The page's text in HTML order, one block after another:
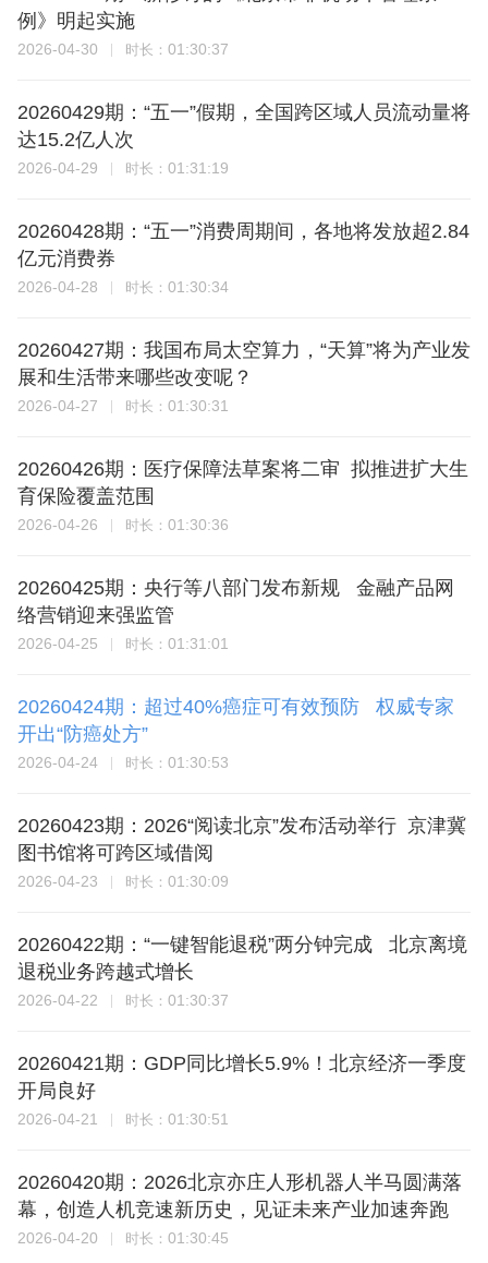
例》明起实施
2026-04-30 时长： 01:30:37
20260429期：“五一”假期，全国跨区域人员流动量将
达15.2亿人次
2026-04-29 时长： 01:31:19
20260428期：“五一”消费周期间，各地将发放超2.84
亿元消费券
2026-04-28 时长： 01:30:34
20260427期：我国布局太空算力，“天算”将为产业发
展和生活带来哪些改变呢？
2026-04-27 时长： 01:30:31
20260426期：医疗保障法草案将二审 拟推进扩大生
育保险覆盖范围
2026-04-26 时长： 01:30:36
20260425期：央行等八部门发布新规 金融产品网
络营销迎来强监管
2026-04-25 时长： 01:31:01
20260424期：超过40%癌症可有效预防 权威专家
开出“防癌处方”
2026-04-24 时长： 01:30:53
20260423期：2026“阅读北京”发布活动举行 京津冀
图书馆将可跨区域借阅
2026-04-23 时长： 01:30:09
20260422期：“一键智能退税”两分钟完成 北京离境
退税业务跨越式增长
2026-04-22 时长： 01:30:37
20260421期：GDP同比增长5.9%！北京经济一季度
开局良好
2026-04-21 时长： 01:30:51
20260420期：2026北京亦庄人形机器人半马圆满落
幕，创造人机竞速新历史，见证未来产业加速奔跑
2026-04-20 时长： 01:30:45